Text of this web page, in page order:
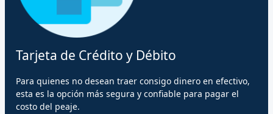
Tarjeta de Crédito y Débito
Para quienes no desean traer consigo dinero en efectivo,
esta es la opción más segura y confiable para pagar el
costo del peaje.